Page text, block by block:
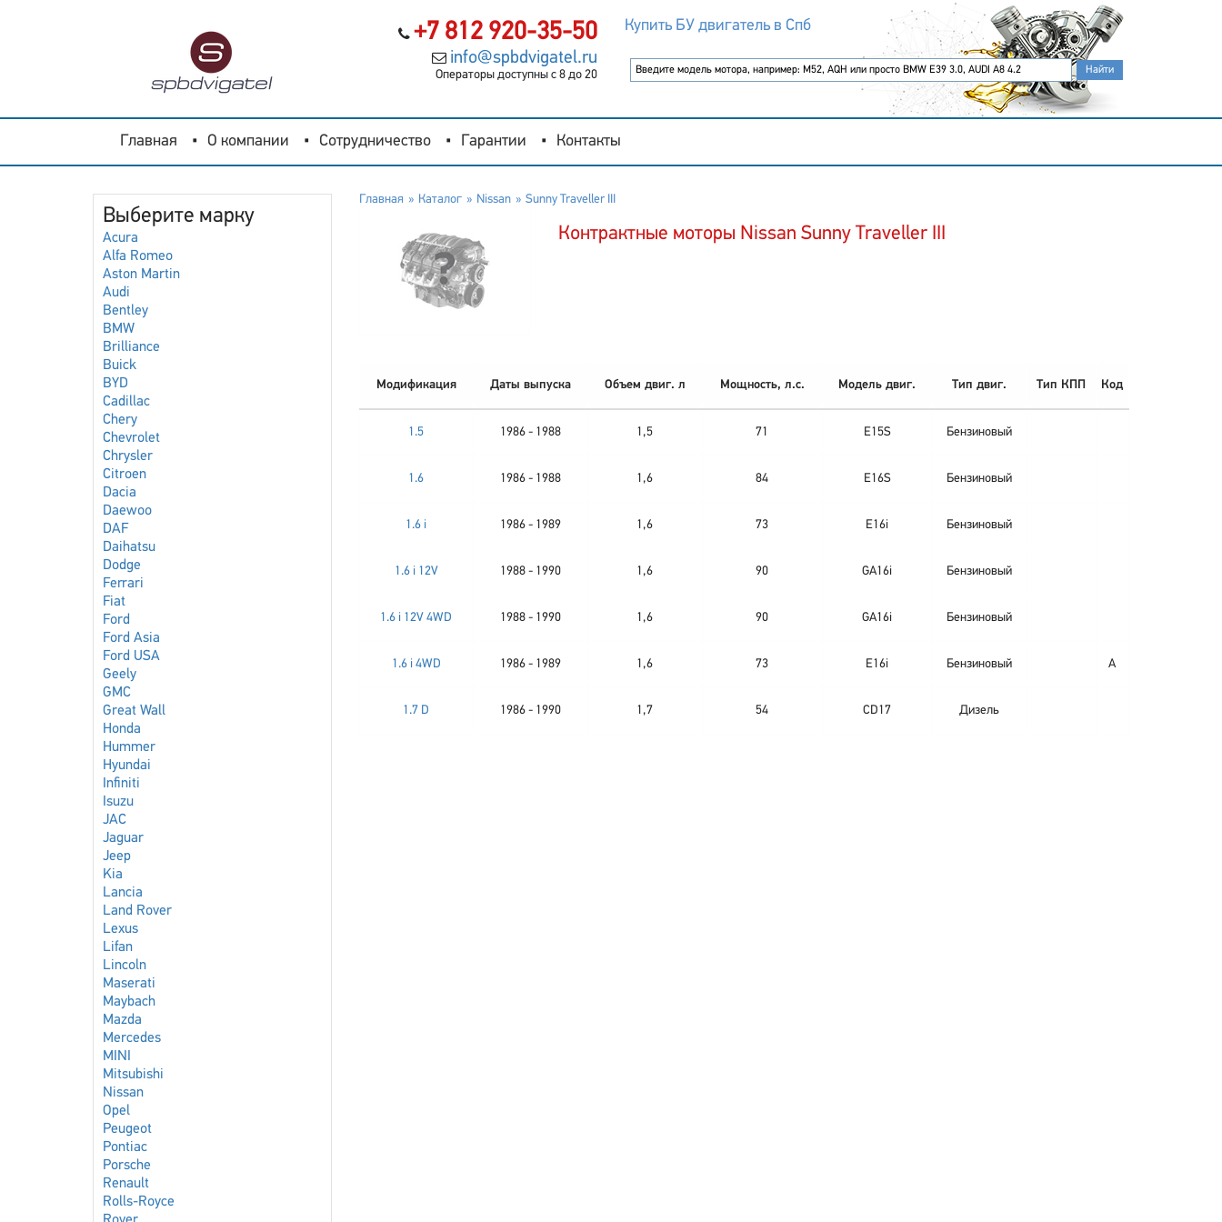
+7 812 920-35-50
info@spbdvigatel.ru
Операторы доступны с 8 до 20
Купить БУ двигатель в Спб
Главная О компании Сотрудничество Гарантии Контакты
Выберите марку
Acura
Alfa Romeo
Aston Martin
Audi
Bentley
BMW
Brilliance
Buick
BYD
Cadillac
Chery
Chevrolet
Chrysler
Citroen
Dacia
Daewoo
DAF
Daihatsu
Dodge
Ferrari
Fiat
Ford
Ford Asia
Ford USA
Geely
GMC
Great Wall
Honda
Hummer
Hyundai
Infiniti
Isuzu
JAC
Jaguar
Jeep
Kia
Lancia
Land Rover
Lexus
Lifan
Lincoln
Maserati
Maybach
Mazda
Mercedes
MINI
Mitsubishi
Nissan
Opel
Peugeot
Pontiac
Porsche
Renault
Rolls-Royce
Главная Каталог Nissan Sunny Traveller III
Контрактные моторы Nissan Sunny Traveller III
Модификация Даты выпуска Объем двиг. л Мощность, л.с. Модель двиг. Тип двиг. Тип КПП Код
1.5 1986 - 1988 1,5 71 E15S Бензиновый
1.6 1986 - 1988 1,6 84 E16S Бензиновый
1.6 i 1986 - 1989 1,6 73 E16i Бензиновый
1.6 i 12V 1988 - 1990 1,6 90 GA16i Бензиновый
1.6 i 12V 4WD 1988 - 1990 1,6 90 GA16i Бензиновый
1.6 i 4WD 1986 - 1989 1,6 73 E16i Бензиновый A
1.7 D 1986 - 1990 1,7 54 CD17 Дизель